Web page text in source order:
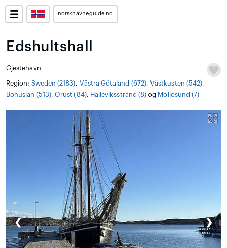
norskhavneguide.no
Edshultshall
Gjestehavn
Region: Sweden (2183), Västra Götaland (672),Västkusten (542),
Bohuslän (513),Orust (84), Hälleviksstrand (8) og Mollösund (7)
❮ ❯